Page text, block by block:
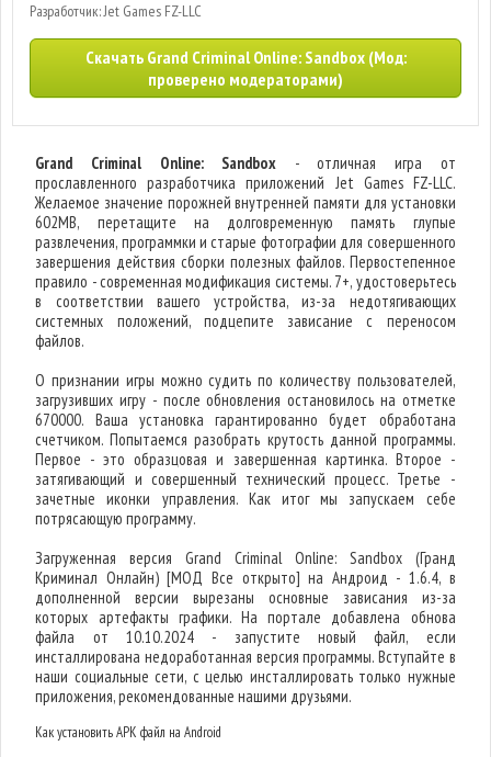
Разработчик: Jet Games FZ-LLC
Скачать Grand Criminal Online: Sandbox (Мод:
проверено модераторами)
Grand Criminal Online: Sandbox - отличная игра от
прославленного разработчика приложений Jet Games FZ-LLC.
Желаемое значение порожней внутренней памяти для установки
602MB, перетащите на долговременную память глупые
развлечения, программки и старые фотографии для совершенного
завершения действия сборки полезных файлов. Первостепенное
правило - современная модификация системы. 7+, удостоверьтесь
в соответствии вашего устройства, из-за недотягивающих
системных положений, подцепите зависание с переносом
файлов.
О признании игры можно судить по количеству пользователей,
загрузивших игру - после обновления остановилось на отметке
670000. Ваша установка гарантированно будет обработана
счетчиком. Попытаемся разобрать крутость данной программы.
Первое - это образцовая и завершенная картинка. Второе -
затягивающий и совершенный технический процесс. Третье -
зачетные иконки управления. Как итог мы запускаем себе
потрясающую программу.
Загруженная версия Grand Criminal Online: Sandbox (Гранд
Криминал Онлайн) [МОД Все открыто] на Андроид - 1.6.4, в
дополненной версии вырезаны основные зависания из-за
которых артефакты графики. На портале добавлена обнова
файла от 10.10.2024 - запустите новый файл, если
инсталлирована недоработанная версия программы. Вступайте в
наши социальные сети, с целью инсталлировать только нужные
приложения, рекомендованные нашими друзьями.
Как установить APK файл на Android